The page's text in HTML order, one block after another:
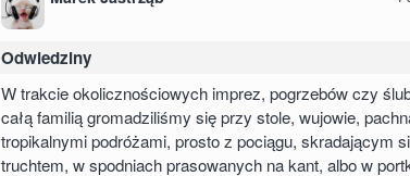
Odwiedziny
W trakcie okolicznościowych imprez, pogrzebów czy
całą familią gromadziliśmy się przy stole, wujowie,
tropikalnymi podróżami, prosto z pociągu, skradającym
truchtem, w spodniach prasowanych na kant, albo w